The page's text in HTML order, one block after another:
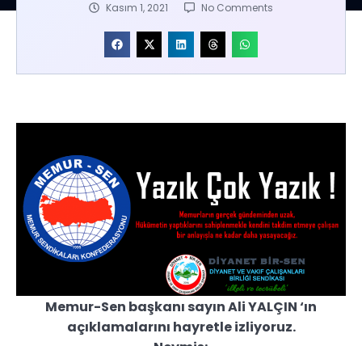
Kasım 1, 2021 No Comments
Memur-Sen başkanı sayın Ali YALÇIN ‘ın
açıklamalarını hayretle izliyoruz.